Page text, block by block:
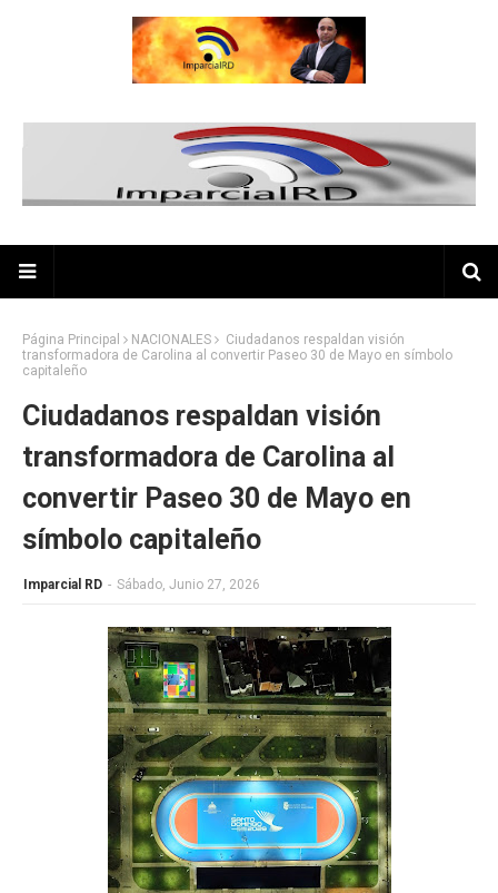
Página Principal NACIONALES
Ciudadanos respaldan visión
transformadora de Carolina al convertir Paseo 30 de Mayo en símbolo
capitaleño
Ciudadanos respaldan visión
transformadora de Carolina al
convertir Paseo 30 de Mayo en
símbolo capitaleño
Imparcial RD - Sábado, Junio 27, 2026